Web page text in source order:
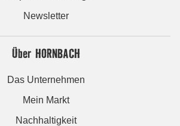
Newsletter
Über HORNBACH
Das Unternehmen
Mein Markt
Nachhaltigkeit